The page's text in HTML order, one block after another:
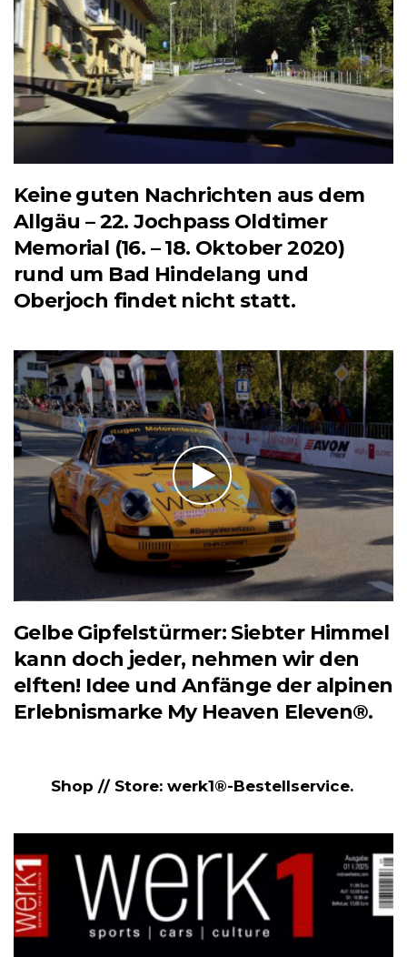
Keine guten Nachrichten aus dem
Allgäu – 22. Jochpass Oldtimer
Memorial (16. – 18. Oktober 2020)
rund um Bad Hindelang und
Oberjoch findet nicht statt.
Gelbe Gipfelstürmer: Siebter Himmel
kann doch jeder, nehmen wir den
elften! Idee und Anfänge der alpinen
Erlebnismarke My Heaven Eleven®.
Shop // Store: werk1®-Bestellservice.